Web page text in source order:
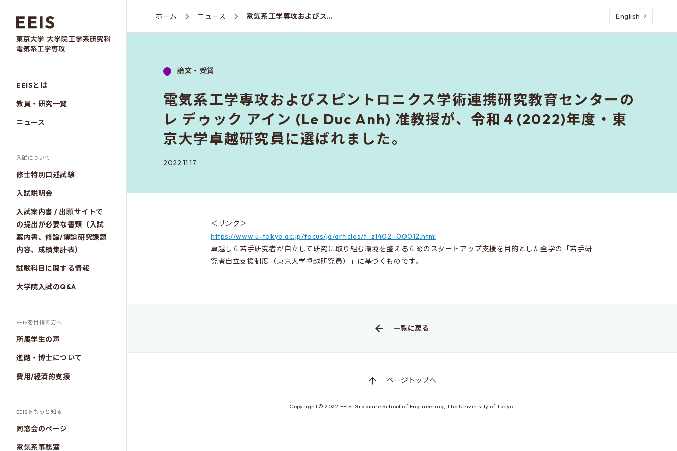
EEISとは
教員・研究一覧
ニュース
入試について
修士特別口述試験
入試説明会
入試案内書 / 出願サイトで
の提出が必要な書類（入試
案内書、修論/博論研究課題
内容、成績集計表）
試験科目に関する情報
大学院入試のQ&A
EEISを目指す方へ
所属学生の声
進路・博士について
費用/経済的支援
EEISをもっと知る
同窓会のページ
電気系事務室
ホーム ニュース 電気系工学専攻およびスピントロニクス学術連携研究教育センターのレ デゥック アイン (Le Duc Anh) 准教授が、令和４(2022)年度・東京大学卓越研究員に選ばれました。 English
電気系工学専攻およびスピントロニクス学術連携研究教育センターの
レ デゥック アイン (Le Duc Anh) 准教授が、令和４(2022)年度・東
京大学卓越研究員に選ばれました。
論文・受賞
2022.11.17
＜リンク＞
https://www.u-tokyo.ac.jp/focus/ja/articles/t_z1402_00012.html
卓越した若手研究者が自立して研究に取り組む環境を整えるためのスタートアップ支援を目的とした全学の「若手研
究者自立支援制度（東京大学卓越研究員）」に基づくものです。
一覧に戻る
ページトップへ
Copyright © 2022 EEIS, Graduate School of Engineering, The University of Tokyo.